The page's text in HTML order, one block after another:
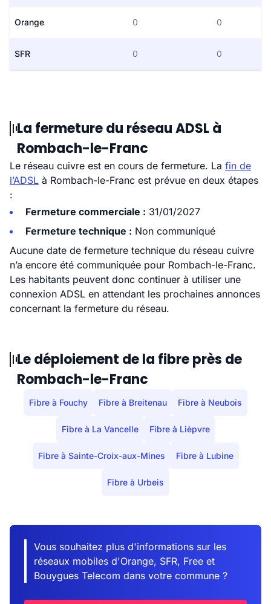
Orange 0 0
SFR 0 0
La fermeture du réseau ADSL à
Rombach-le-Franc
Le réseau cuivre est en cours de fermeture. La fin de
l’ADSL à Rombach-le-Franc est prévue en deux étapes
:
Fermeture commerciale : 31/01/2027
Fermeture technique : Non communiqué
Aucune date de fermeture technique du réseau cuivre
n’a encore été communiquée pour Rombach-le-Franc.
Les habitants peuvent donc continuer à utiliser une
connexion ADSL en attendant les prochaines annonces
concernant la fermeture du réseau.
Le déploiement de la fibre près de
Rombach-le-Franc
Fibre à Fouchy Fibre à Breitenau Fibre à Neubois
Fibre à La Vancelle Fibre à Lièpvre
Fibre à Sainte-Croix-aux-Mines Fibre à Lubine
Fibre à Urbeis
Vous souhaitez plus d'informations sur les
réseaux mobiles d'Orange, SFR, Free et
Bouygues Telecom dans votre commune ?